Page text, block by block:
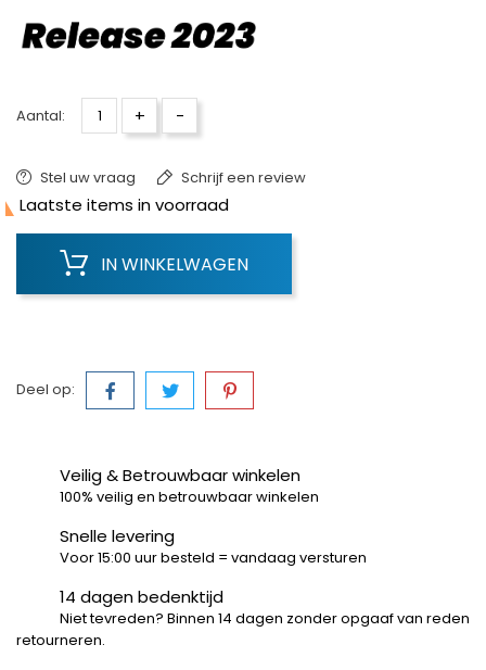
Aantal: + -
Stel uw vraag Schrijf een review
Laatste items in voorraad
IN WINKELWAGEN
Deel op:
Veilig & Betrouwbaar winkelen
100% veilig en betrouwbaar winkelen
Snelle levering
Voor 15:00 uur besteld = vandaag versturen
14 dagen bedenktijd
Niet tevreden? Binnen 14 dagen zonder opgaaf van reden
retourneren.